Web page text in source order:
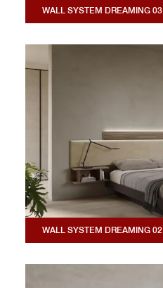
WALL SYSTEM DREAMING 03
WALL SYSTEM DREAMING 02